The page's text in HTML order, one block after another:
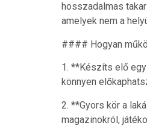
hosszadalmas
amelyek nem a
#### Hogyan
1. **Készíts elő
könnyen
2. **Gyors kör a
magazinokról,